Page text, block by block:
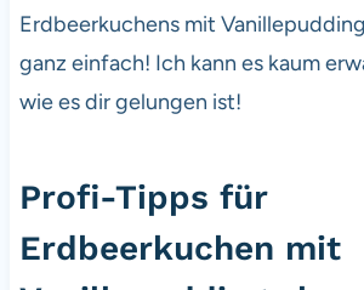
Erdbeerkuchens mit
ganz einfach! Ich kann es kaum
wie es dir gelungen ist!
Profi-Tipps für
Erdbeerkuchen mit